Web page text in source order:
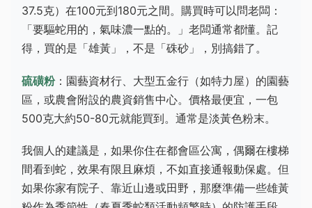
37.5克）在100元到180元之間。購買時可以問老闆：
「要驅蛇用的，氣味濃一點的。」老闆通常都懂。記
得，買的是「雄黃」，不是「硃砂」，別搞錯了。
硫磺粉：園藝資材行、大型五金行（如特力屋）的園藝
區，或農會附設的農資銷售中心。價格最便宜，一包
500克大約50-80元就能買到。通常是淡黃色粉末。
我個人的建議是，如果你住在都會區公寓，偶爾在樓梯
間看到蛇，效果有限且麻煩，不如直接通報動保處。但
如果你家有院子、靠近山邊或田野，那麼準備一些雄黃